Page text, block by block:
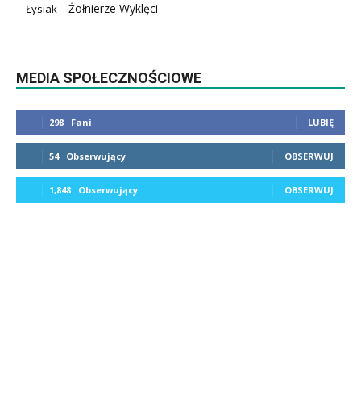
Łysiak Żołnierze Wyklęci
MEDIA SPOŁECZNOŚCIOWE
298 Fani LUBIĘ
54 Obserwujący OBSERWUJ
1,848 Obserwujący OBSERWUJ